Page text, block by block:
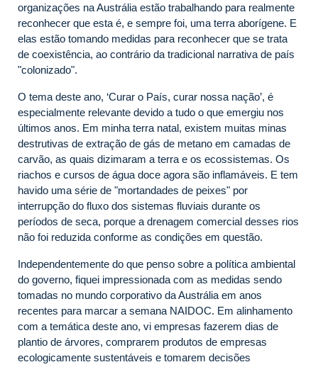
organizações na Austrália estão trabalhando para realmente
reconhecer que esta é, e sempre foi, uma terra aborígene. E
elas estão tomando medidas para reconhecer que se trata
de coexistência, ao contrário da tradicional narrativa de país
"colonizado".
O tema deste ano, ‘Curar o País, curar nossa nação’, é
especialmente relevante devido a tudo o que emergiu nos
últimos anos. Em minha terra natal, existem muitas minas
destrutivas de extração de gás de metano em camadas de
carvão, as quais dizimaram a terra e os ecossistemas. Os
riachos e cursos de água doce agora são inflamáveis. E tem
havido uma série de "mortandades de peixes" por
interrupção do fluxo dos sistemas fluviais durante os
períodos de seca, porque a drenagem comercial desses rios
não foi reduzida conforme as condições em questão.
Independentemente do que penso sobre a política ambiental
do governo, fiquei impressionada com as medidas sendo
tomadas no mundo corporativo da Austrália em anos
recentes para marcar a semana NAIDOC. Em alinhamento
com a temática deste ano, vi empresas fazerem dias de
plantio de árvores, comprarem produtos de empresas
ecologicamente sustentáveis e tomarem decisões